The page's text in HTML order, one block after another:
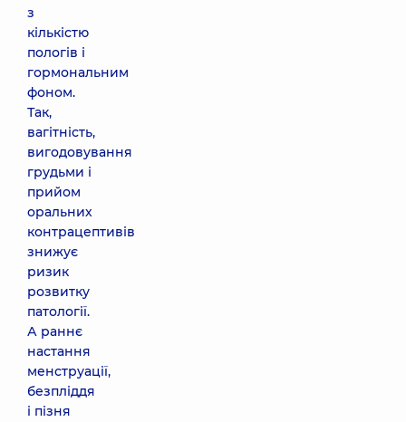
з
кількістю
пологів і
гормональним
фоном.
Так,
вагітність,
вигодовування
грудьми і
прийом
оральних
контрацептивів
знижує
ризик
розвитку
патології.
А раннє
настання
менструації,
безпліддя
і пізня